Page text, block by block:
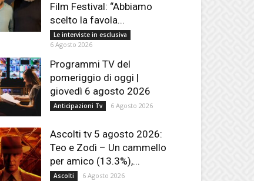
Film Festival: “Abbiamo
scelto la favola...
Le interviste in esclusiva
6 Agosto 2026
Programmi TV del
pomeriggio di oggi |
giovedì 6 agosto 2026
Anticipazioni Tv 6 Agosto 2026
Ascolti tv 5 agosto 2026:
Teo e Zodì – Un cammello
per amico (13.3%),...
Ascolti 6 Agosto 2026